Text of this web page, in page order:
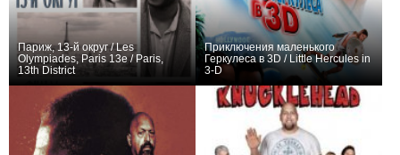
Париж, 13-й округ / Les
Olympiades, Paris 13e / Paris,
13th District
Приключения маленького
Геркулеса в 3D / Little Hercules in
3-D